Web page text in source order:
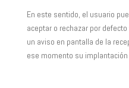
En este sentido, el usuario
aceptar o rechazar por
un aviso en pantalla de la
ese momento su